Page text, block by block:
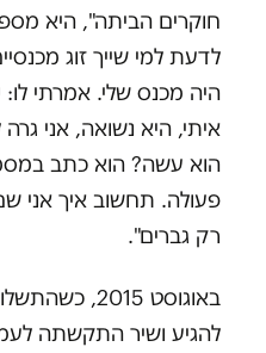
חוקרים הביתה", היא
לדעת למי שייך זוג
היה מכנס שלי. אמרתי
איתי, היא נשואה, אני
הוא עשה? הוא כתב
פעולה. תחשוב איך אני
רק גברים".
באוגוסט
להגיע ושיר התקשתה